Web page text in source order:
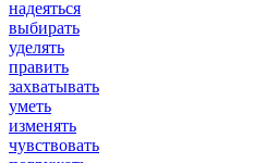
надеяться
выбирать
уделять
править
захватывать
уметь
изменять
чувствовать